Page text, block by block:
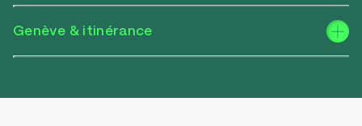
Genève & itinérance